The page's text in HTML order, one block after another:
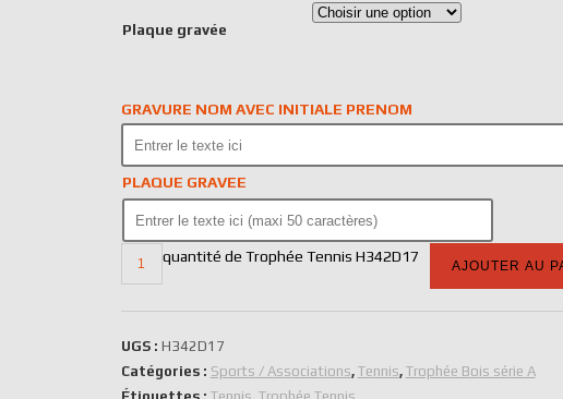
Plaque gravée
GRAVURE NOM AVEC INITIALE PRENOM
PLAQUE GRAVEE
quantité de Trophée Tennis H342D17
AJOUTER AU
UGS : H342D17
Catégories : Sports / Associations, Tennis, Trophée Bois série A